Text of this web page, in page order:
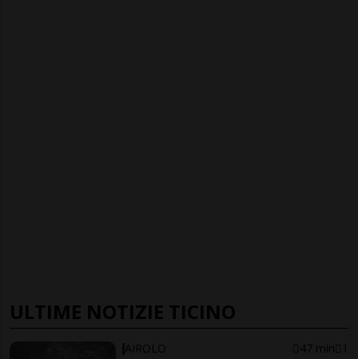
ULTIME NOTIZIE TICINO
AIROLO 47 min 1